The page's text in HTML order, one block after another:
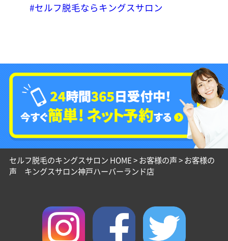
#セルフ脱毛ならキングスサロン
セルフ脱毛のキングスサロン HOME>お客様の声>お客様の
声 キングスサロン神戸ハーバーランド店